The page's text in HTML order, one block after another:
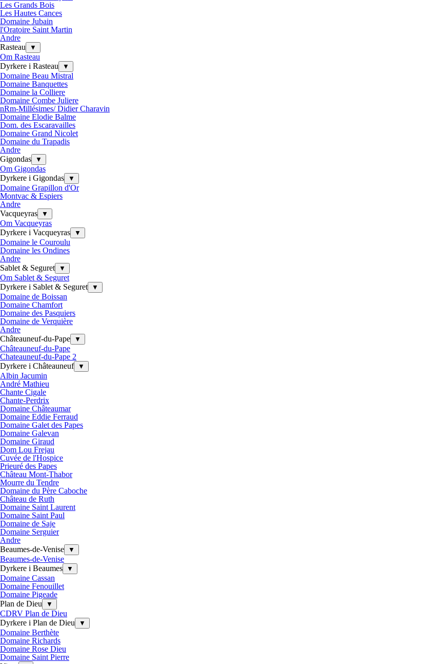
Les Grands Bois
Les Hautes Cances
Domaine Jubain
l'Oratoire Saint Martin
Andre
Rasteau
▼
Om Rasteau
Dyrkere i Rasteau
▼
Domaine Beau Mistral
Domaine Banquettes
Domaine la Colliere
Domaine Combe Juliere
nRm-Millésimes/ Didier Charavin
Domaine Elodie Balme
Dom. des Escaravailles
Domaine Grand Nicolet
Domaine du Trapadis
Andre
Gigondas
▼
Om Gigondas
Dyrkere i Gigondas
▼
Domaine Grapillon d'Or
Montvac & Espiers
Andre
Vacqueyras
▼
Om Vacqueyras
Dyrkere i Vacqueyras
▼
Domaine le Couroulu
Domaine les Ondines
Andre
Sablet & Seguret
▼
Om Sablet & Seguret
Dyrkere i Sablet & Seguret
▼
Domaine de Boissan
Domaine Chamfort
Domaine des Pasquiers
Domaine de Verquière
Andre
Châteauneuf-du-Pape
▼
Châteauneuf-du-Pape
Chateauneuf-du-Pape 2
Dyrkere i Châteauneuf
▼
Albin Jacumin
André Mathieu
Chante Cigale
Chante-Perdrix
Domaine Châteaumar
Domaine Eddie Ferraud
Domaine Galet des Papes
Domaine Galevan
Domaine Giraud
Dom Lou Frejau
Cuvée de l'Hospice
Prieuré des Papes
Château Mont-Thabor
Mourre du Tendre
Domaine du Père Caboche
Château de Ruth
Domaine Saint Laurent
Domaine Saint Paul
Domaine de Saje
Domaine Serguier
Andre
Beaumes-de-Venise
▼
Beaumes-de-Venise
Dyrkere i Beaumes
▼
Domaine Cassan
Domaine Fenouillet
Domaine Pigeade
Plan de Dieu
▼
CDRV Plan de Dieu
Dyrkere i Plan de Dieu
▼
Domaine Berthète
Domaine Richards
Domaine Rose Dieu
Domaine Saint Pierre